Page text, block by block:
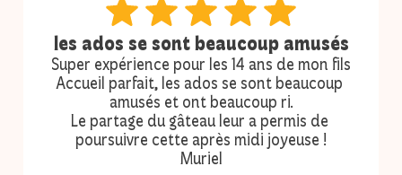
les ados se sont beaucoup amusés
Super expérience pour les 14 ans de mon fils
Accueil parfait, les ados se sont beaucoup
amusés et ont beaucoup ri.
Le partage du gâteau leur a permis de
poursuivre cette après midi joyeuse !
Muriel